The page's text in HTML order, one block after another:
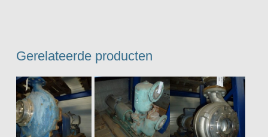
Gerelateerde producten